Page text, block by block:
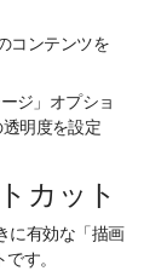
コンテンツを
ジ」オプショ
明度を設定
カット
に有効な「描画
す。